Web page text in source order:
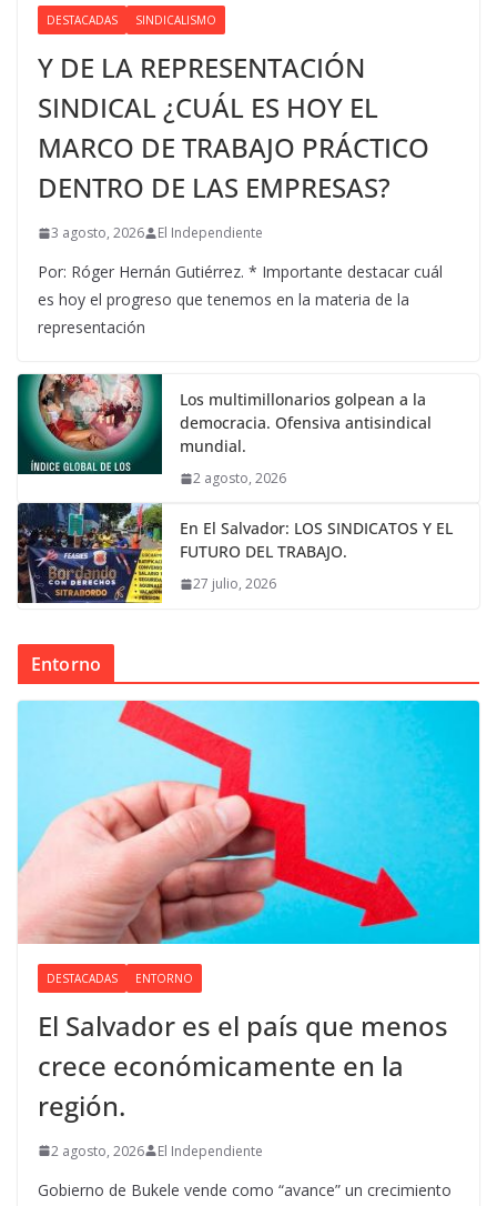
DESTACADAS SINDICALISMO
Y DE LA REPRESENTACIÓN
SINDICAL ¿CUÁL ES HOY EL
MARCO DE TRABAJO PRÁCTICO
DENTRO DE LAS EMPRESAS?
3 agosto, 2026 El Independiente
Por: Róger Hernán Gutiérrez. * Importante destacar cuál
es hoy el progreso que tenemos en la materia de la
representación
Los multimillonarios golpean a la
democracia. Ofensiva antisindical
mundial.
2 agosto, 2026
En El Salvador: LOS SINDICATOS Y EL
FUTURO DEL TRABAJO.
27 julio, 2026
Entorno
DESTACADAS ENTORNO
El Salvador es el país que menos
crece económicamente en la
región.
2 agosto, 2026 El Independiente
Gobierno de Bukele vende como “avance” un crecimiento